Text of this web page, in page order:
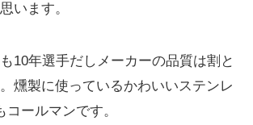
います。
10年選手だしメーカーの品質は割と
燻製に使っているかわいいステンレ
ールマンです。